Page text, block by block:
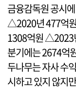
금융감독원 공시
△2020년 477억
1308억원 △2023
분기에는 2674억
두나무는 자사 수
시하고 있지 않지